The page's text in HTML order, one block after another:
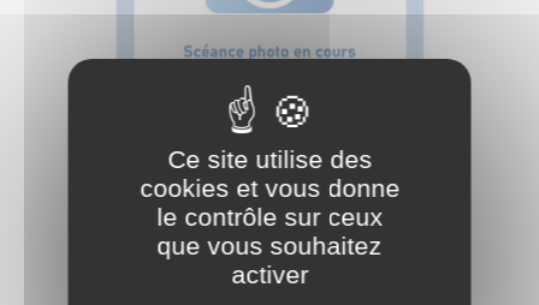
ASPIRATEUR EAU ET
POUSSIERE LSU255 - INOX
Réf. produit :50000126
Prix
495,00 € TTC
Ce site utilise des
cookies et vous donne
le contrôle sur ceux
que vous souhaitez
activer